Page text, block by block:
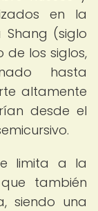
en la
(siglo
de los siglos,
hasta
altamente
desde el
limita a la
también
siendo una